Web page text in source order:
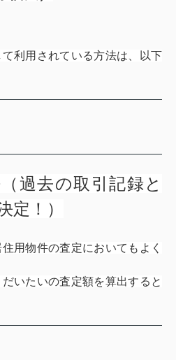
利用されている方法は、以下
過去の取引記録と
定！）
用物件の査定においてもよく
いたいの査定額を算出すると